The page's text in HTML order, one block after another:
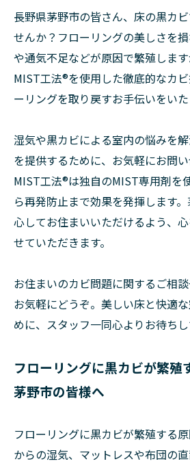
長野県茅野市の皆さん、床の黒カ
せんか？フローリングの美しさを
や通気不足などが原因で繁殖します
MIST工法®を使用した徹底的なカ
ーリングを取り戻すお手伝いをいた
湿気や黒カビによる室内の悩みを
を提供するために、お気軽にお問い
MIST工法®は独自のMIST専用剤を
ら再発防止まで効果を発揮します
心してお住まいいただけるよう、
せていただきます。
お住まいのカビ問題に関するご相談
お気軽にどうぞ。美しい床と快適
めに、スタッフ一同心よりお待ちし
フローリングに黒カビが繁殖
茅野市の皆様へ
フローリングに黒カビが繁殖する
からの湿気、マットレスや布団の